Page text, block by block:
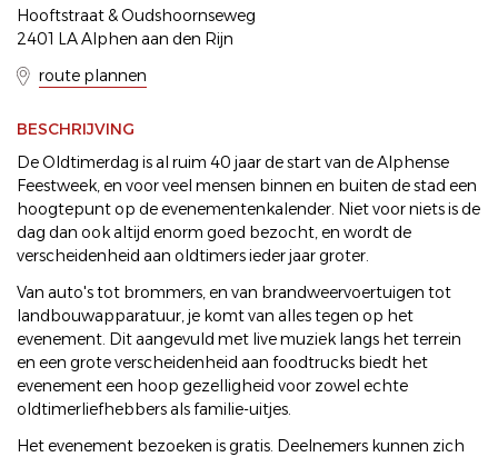
Hooftstraat & Oudshoornseweg
2401 LA Alphen aan den Rijn
route plannen
BESCHRIJVING
De Oldtimerdag is al ruim 40 jaar de start van de Alphense
Feestweek, en voor veel mensen binnen en buiten de stad een
hoogtepunt op de evenementenkalender. Niet voor niets is de
dag dan ook altijd enorm goed bezocht, en wordt de
verscheidenheid aan oldtimers ieder jaar groter.
Van auto's tot brommers, en van brandweervoertuigen tot
landbouwapparatuur, je komt van alles tegen op het
evenement. Dit aangevuld met live muziek langs het terrein
en een grote verscheidenheid aan foodtrucks biedt het
evenement een hoop gezelligheid voor zowel echte
oldtimerliefhebbers als familie-uitjes.
Het evenement bezoeken is gratis. Deelnemers kunnen zich